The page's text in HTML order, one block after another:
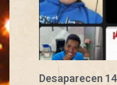
Desaparecen